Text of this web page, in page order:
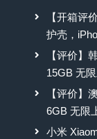
【开箱评
护壳，
【评价】
15GB 无
【评价】
6GB 无限
小米